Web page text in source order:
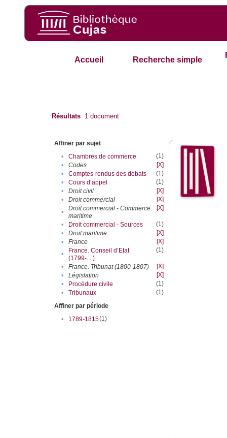
Accueil Recherche simple
Résultats 1 document
Affiner par sujet
•
Chambres de commerce
(1)
•
Codes
[X]
•
Comptes-rendus des débats
(1)
•
Cours d’appel
(1)
•
Droit civil
[X]
•
Droit commercial
[X]
•
Droit commercial - Commerce
maritime
[X]
• Droit commercial - Sources
(1)
•
Droit maritime
[X]
•
France
[X]
•
France. Conseil d’Etat
(1799-....)
(1)
• France. Tribunat (1800-1807)
[X]
•
Législation
[X]
•
Procédure civile
(1)
•
Tribunaux
(1)
Affiner par période
•
1789-1815(1)